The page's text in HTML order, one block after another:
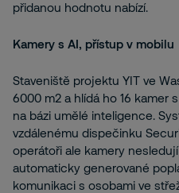
přidanou hodnotu nabízí.
Kamery s AI, přístup v mobilu
Staveniště projektu YIT ve
6000 m2 a hlídá ho 16 kamer
na bázi umělé inteligence.
vzdálenému dispečinku
operátoři ale kamery
automaticky generované
komunikaci s osobami ve